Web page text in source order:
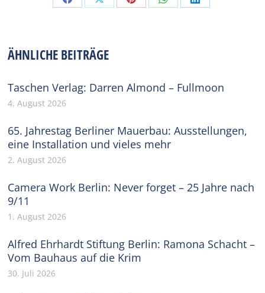
Share Share Share Share Share
ÄHNLICHE BEITRÄGE
Taschen Verlag: Darren Almond – Fullmoon
4. August 2026
65. Jahrestag Berliner Mauerbau: Ausstellungen,
eine Installation und vieles mehr
2. August 2026
Camera Work Berlin: Never forget – 25 Jahre nach
9/11
1. August 2026
Alfred Ehrhardt Stiftung Berlin: Ramona Schacht –
Vom Bauhaus auf die Krim
30. Juli 2026